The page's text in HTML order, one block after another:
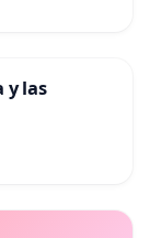
y las